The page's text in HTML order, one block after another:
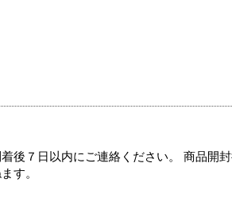
後７日以内にご連絡ください。 商品開
す。